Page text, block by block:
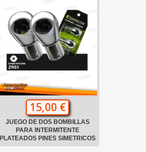
15,00 €
JUEGO DE DOS BOMBILLAS
PARA INTERMITENTE
PLATEADOS PINES SIMETRICOS